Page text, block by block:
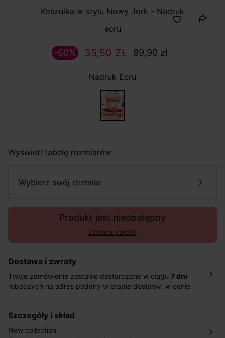
Koszulka w stylu Nowy Jork - Nadruk
ecru
35,50 ZŁ 89,90 zł
-60%
Nadruk Ecru
Wyświetl tabelę rozmiarów
wybierz swój rozmiar
Produkt jest niedostępny
Zobacz całość
Dostawa i zwroty
Twoje zamówienie zostanie dostarczone w ciągu 7 dni
roboczych na adres podany w etapie dostawy, w cenie
pośrednictwem DHL Express.
Nowość: Zamówienia dostarczamy w ciągu 4-6 dni
szczegóły i skład
New collection